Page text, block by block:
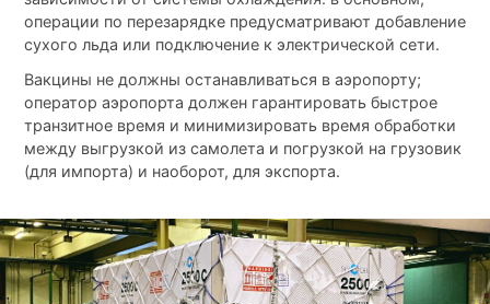
операции по перезарядке предусматривают добавление
сухого льда или подключение к электрической сети.
Вакцины не должны останавливаться в аэропорту;
оператор аэропорта должен гарантировать быстрое
транзитное время и минимизировать время обработки
между выгрузкой из самолета и погрузкой на грузовик
(для импорта) и наоборот, для экспорта.